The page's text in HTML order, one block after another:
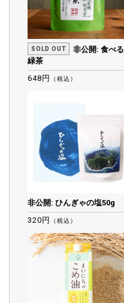
SOLD OUT
非公開: 食べる
緑茶
648円
（税込）
非公開: ひんぎゃの塩50g
320円
（税込）